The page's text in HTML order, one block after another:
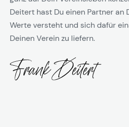
Deitert hast Du einen Partner an
Werte versteht und sich dafür
Deinen Verein zu liefern.